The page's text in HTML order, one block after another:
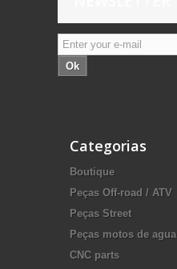
Ok
Categorias
Boutique
Peças Off-road / ATV
Peças Street
Peças motos de agua
CNC parts